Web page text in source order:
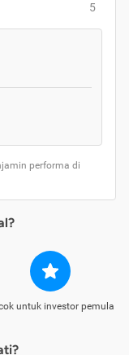
5
performa di
untuk investor pemula